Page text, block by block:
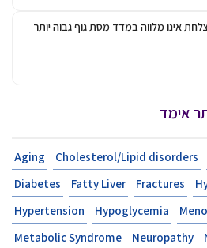
אינו מלווה במדד מסת גוף גבוה יותר
אימד
Aging Cholesterol/Lipid disorders
Diabetes
Fatty Liver Fractures
Hypertension
Hypoglycemia
Metabolic Syndrome
Neuropathy